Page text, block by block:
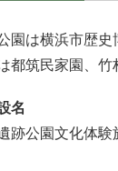
園は横浜市歴
都筑民家園、竹
名
跡公園文化体